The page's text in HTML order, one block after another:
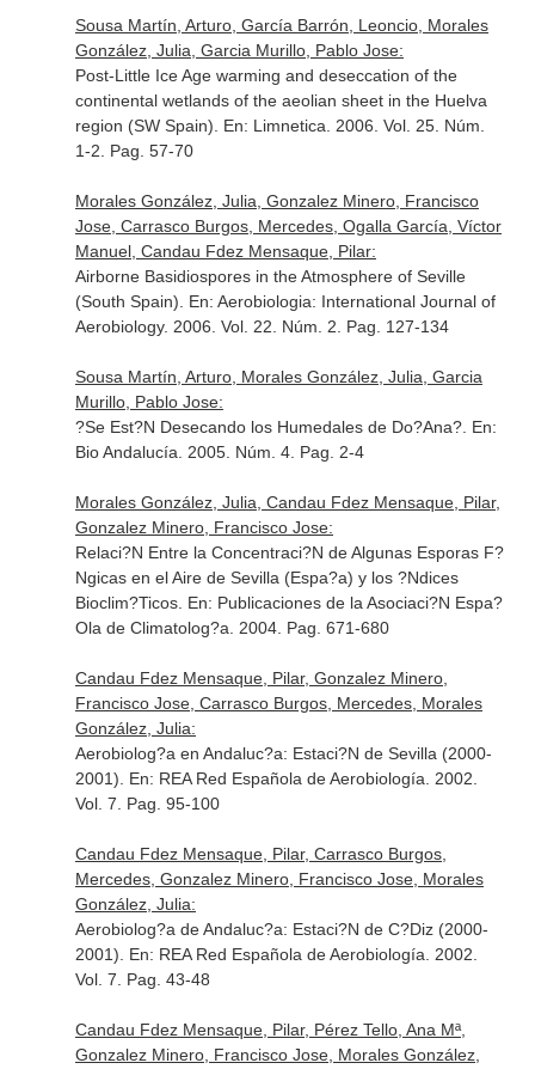
Sousa Martín, Arturo, García Barrón, Leoncio, Morales
González, Julia, Garcia Murillo, Pablo Jose:
Post-Little Ice Age warming and deseccation of the
continental wetlands of the aeolian sheet in the Huelva
region (SW Spain). En: Limnetica . 2006. Vol. 25. Núm.
1-2. Pag. 57-70
Morales González, Julia, Gonzalez Minero, Francisco
Jose, Carrasco Burgos, Mercedes, Ogalla García, Víctor
Manuel, Candau Fdez Mensaque, Pilar:
Airborne Basidiospores in the Atmosphere of Seville
(South Spain). En: Aerobiologia: International Journal of
Aerobiology. 2006. Vol. 22. Núm. 2. Pag. 127-134
Sousa Martín, Arturo, Morales González, Julia, Garcia
Murillo, Pablo Jose:
?Se Est?N Desecando los Humedales de Do?Ana?. En:
Bio Andalucía . 2005. Núm. 4. Pag. 2-4
Morales González, Julia, Candau Fdez Mensaque, Pilar,
Gonzalez Minero, Francisco Jose:
Relaci?N Entre la Concentraci?N de Algunas Esporas F?
Ngicas en el Aire de Sevilla (Espa?a) y los ?Ndices
Bioclim?Ticos. En: Publicaciones de la Asociaci?N Espa?
Ola de Climatolog?a . 2004. Pag. 671-680
Candau Fdez Mensaque, Pilar, Gonzalez Minero,
Francisco Jose, Carrasco Burgos, Mercedes, Morales
González, Julia:
Aerobiolog?a en Andaluc?a: Estaci?N de Sevilla (2000-
2001). En: REA Red Española de Aerobiología . 2002.
Vol. 7. Pag. 95-100
Candau Fdez Mensaque, Pilar, Carrasco Burgos,
Mercedes, Gonzalez Minero, Francisco Jose, Morales
González, Julia:
Aerobiolog?a de Andaluc?a: Estaci?N de C?Diz (2000-
2001). En: REA Red Española de Aerobiología . 2002.
Vol. 7. Pag. 43-48
Candau Fdez Mensaque, Pilar, Pérez Tello, Ana Mª,
Gonzalez Minero, Francisco Jose, Morales González,